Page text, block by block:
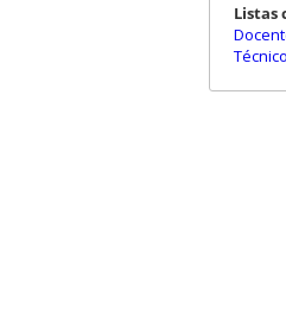
Listas